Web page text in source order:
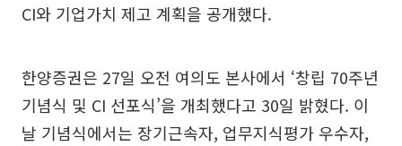
CI와 기업가치 제고 계획을 공개했다.
한양증권은 27일 오전 여의도 본사에서 ‘창립 70주년
기념식 및 CI 선포식’을 개최했다고 30일 밝혔다. 이
날 기념식에서는 장기근속자, 업무지식평가 우수자,